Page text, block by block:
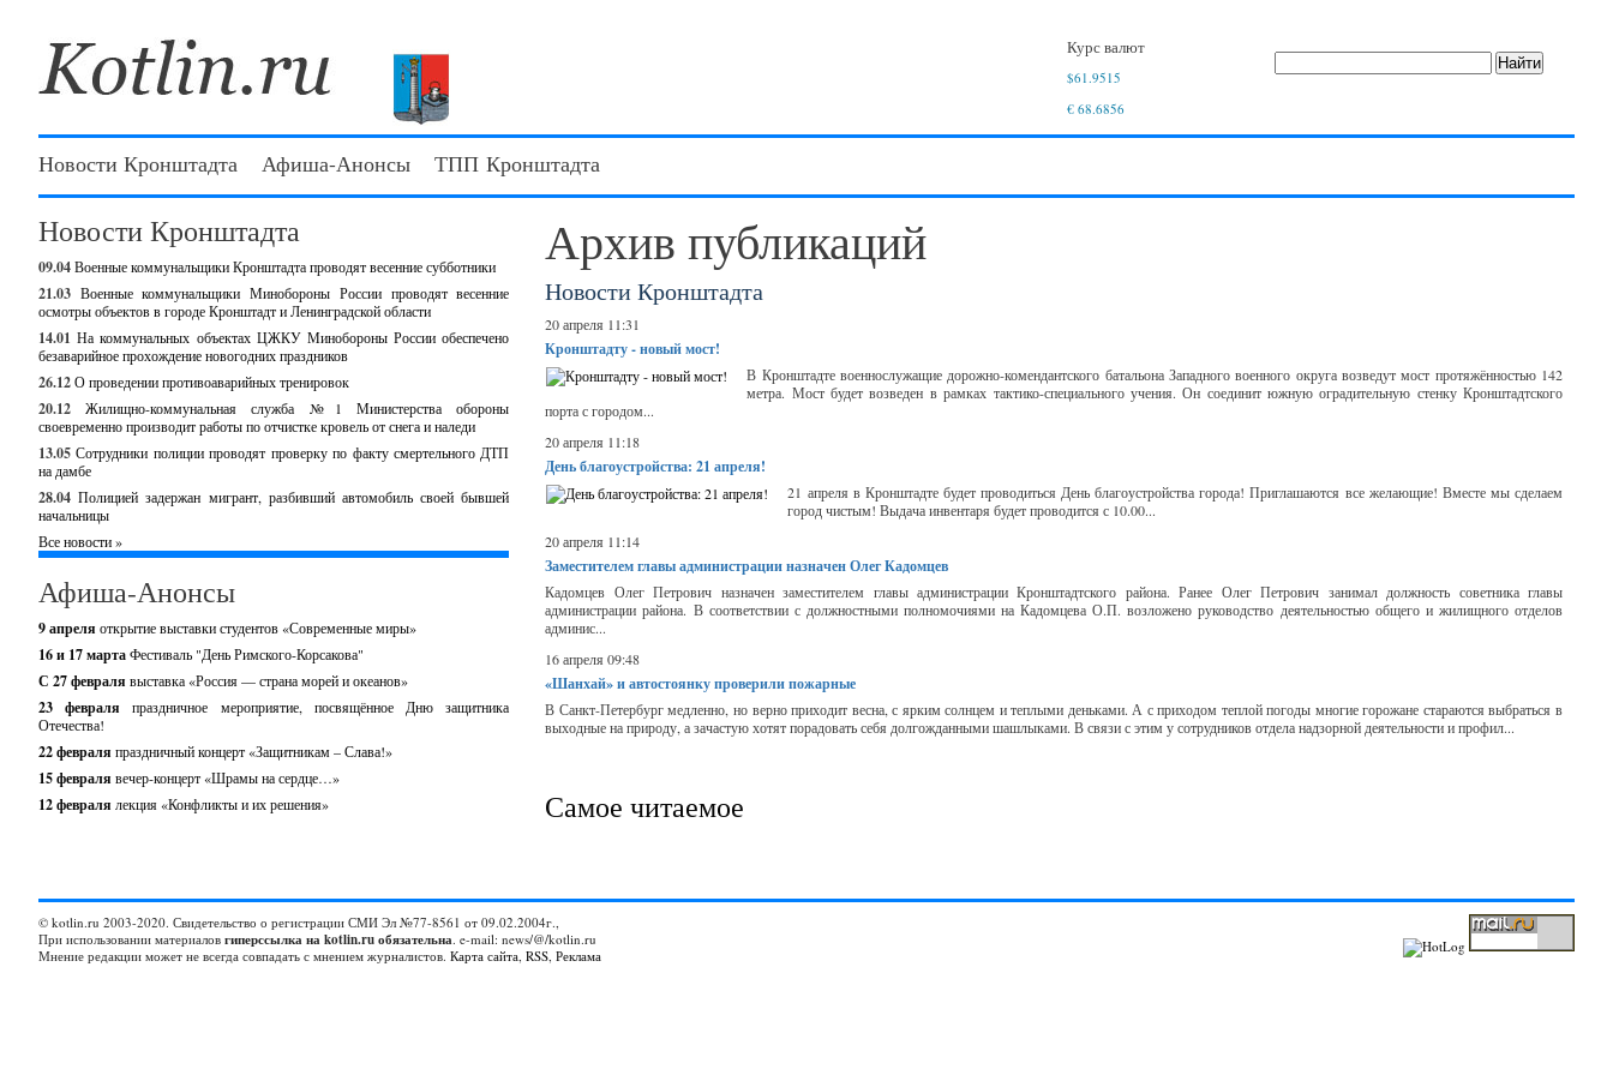
Курс валют
$61.9515
€ 68.6856
Новости Кронштадта Афиша-Анонсы ТПП Кронштадта
Новости Кронштадта
09.04Военные коммунальщики Кронштадта проводят весенние субботники
21.03 Военные коммунальщики Минобороны России проводят весенние
осмотры объектов в городе Кронштадт и Ленинградской области
14.01 На коммунальных объектах ЦЖКУ Минобороны России обеспечено
безаварийное прохождение новогодних праздников
26.12О проведении противоаварийных тренировок
20.12
Жилищно-коммунальная служба №1 Министерства обороны
своевременно производит работы по отчистке кровель от снега и наледи
13.05 Сотрудники полиции проводят проверку по факту смертельного ДТП
на дамбе
28.04 Полицией задержан мигрант, разбивший автомобиль своей бывшей
начальницы
Все новости »
Афиша-Анонсы
9 апреля открытие выставки студентов «Современные миры»
16 и 17 мартаФестиваль "День Римского-Корсакова"
С 27 февраля выставка «Россия — страна морей и океанов»
23 февраляпраздничное мероприятие, посвящённое Дню защитника
Отечества!
22 февраля праздничный концерт «Защитникам – Слава!»
15 февраля вечер-концерт «Шрамы на сердце…»
12 февраля лекция «Конфликты и их решения»
Архив публикаций
Новости Кронштадта
20 апреля 11:31
Кронштадту - новый мост!
В Кронштадте военнослужащие дорожно-комендантского батальона Западного военного округа возведут мост протяжённостью 142
метра. Мост будет возведен в рамках тактико-специального учения. Он соединит южную оградительную стенку Кронштадтского
порта с городом...
20 апреля 11:18
День благоустройства: 21 апреля!
21 апреля в Кронштадте будет проводиться День благоустройства города! Приглашаются все желающие! Вместе мы сделаем
город чистым! Выдача инвентаря будет проводится с 10.00...
20 апреля 11:14
Заместителем главы администрации назначен Олег Кадомцев
Кадомцев Олег Петрович назначен заместителем главы администрации Кронштадтского района. Ранее Олег Петрович занимал должность советника главы
администрации района. В соответствии с должностными полномочиями на Кадомцева О.П. возложено руководство деятельностью общего и жилищного отделов
админис...
16 апреля 09:48
«Шанхай» и автостоянку проверили пожарные
В Санкт-Петербург медленно, но верно приходит весна, с ярким солнцем и теплыми деньками. А с приходом теплой погоды многие горожане стараются выбраться в
выходные на природу, а зачастую хотят порадовать себя долгожданными шашлыками. В связи с этим у сотрудников отдела надзорной деятельности и профил...
Самое читаемое
© kotlin.ru 2003-2020. Свидетельство о регистрации СМИ Эл №77-8561 от 09.02.2004г.,
При использовании материалов гиперссылка на kotlin.ru обязательна. e-mail: news/@/kotlin.ru
Мнение редакции может не всегда совпадать с мнением журналистов. Карта сайта, RSS, Реклама